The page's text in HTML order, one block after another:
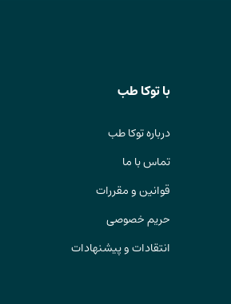
با توکا طب
درباره توکا طب
تماس با ما
قوانین و مقررات
حریم خصوصی
انتقادات و پیشنهادات